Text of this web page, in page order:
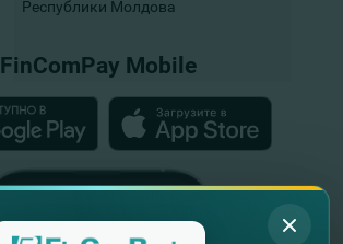
Республики Молдова
FinComPay Mobile